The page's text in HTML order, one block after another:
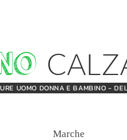
UOMO DONNA E BAMBINO -
Marche